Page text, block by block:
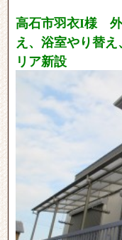
高石市羽衣I様 外
え、浴室やり替
リア新設